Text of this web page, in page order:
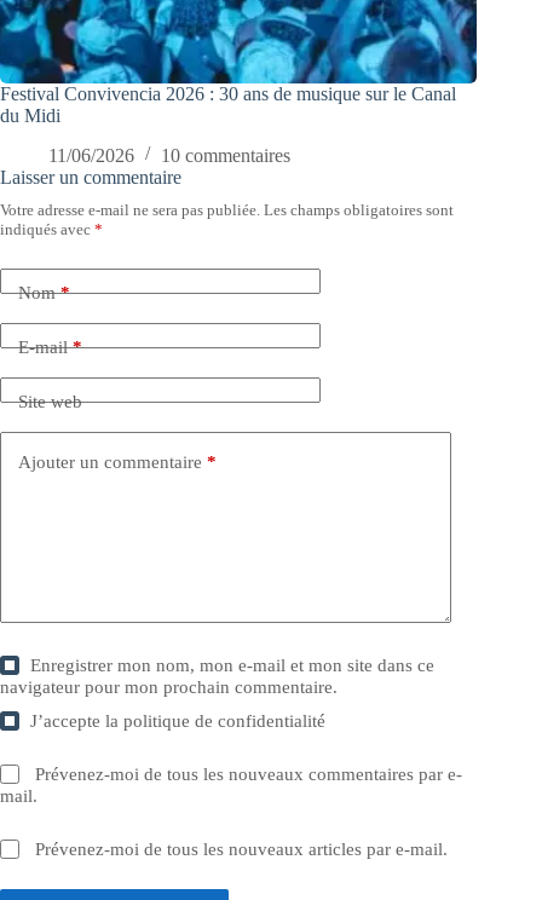
Festival Convivencia 2026 : 30 ans de musique sur le Canal
du Midi
11/06/2026
10 commentaires
Laisser un commentaire
Votre adresse e-mail ne sera pas publiée. Les champs obligatoires sont
indiqués avec *
Nom*
E-mail*
Site web
Ajouter un commentaire *
Enregistrer mon nom, mon e-mail et mon site dans ce
navigateur pour mon prochain commentaire.
J’accepte lapolitique de confidentialité
Prévenez-moi de tous les nouveaux commentaires par e-
mail.
Prévenez-moi de tous les nouveaux articles par e-mail.